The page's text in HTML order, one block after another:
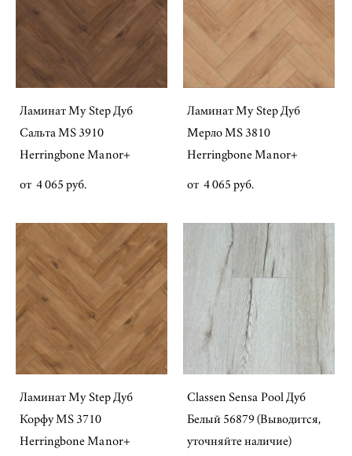
Ламинат My Step Дуб
Сальта MS 3910
Herringbone Manor+
от 4 065 pуб.
Ламинат My Step Дуб
Мерло MS 3810
Herringbone Manor+
от 4 065 pуб.
Ламинат My Step Дуб
Корфу MS 3710
Herringbone Manor+
Classen Sensa Pool Дуб
Белый 56879 (Выводится,
уточняйте наличие)